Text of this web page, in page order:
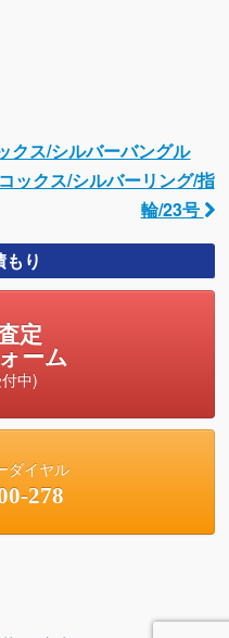
クス/シルバーバングル
ックス/シルバーリング/指
輪/23号
り
定
ーム
中)
ダイヤル
278